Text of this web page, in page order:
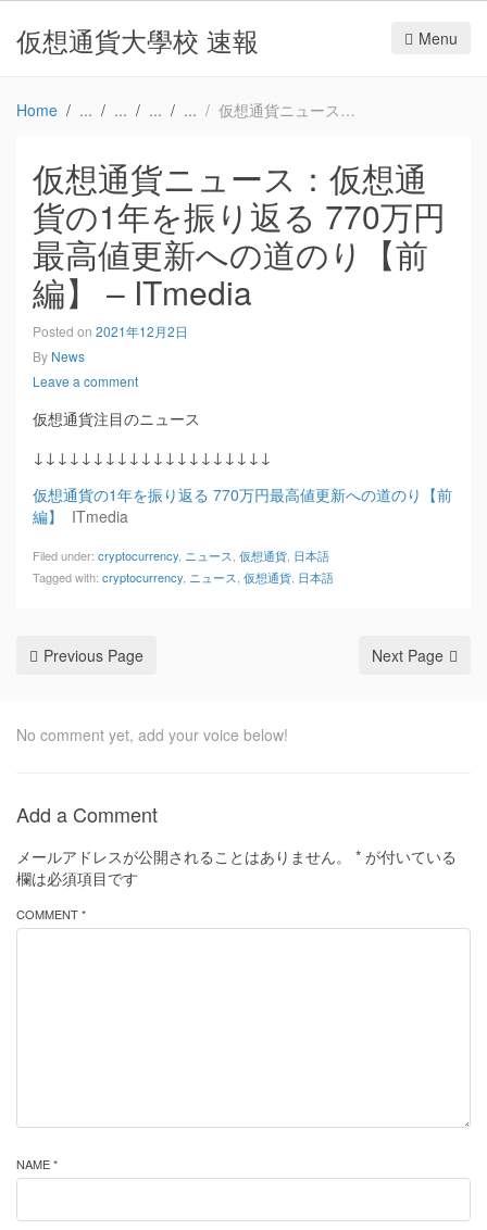
仮想通貨大學校 速報 Menu
Home 仮想通貨ニュース：仮想通貨の1年を振り返る 770万円最高値更新への道のり【前編】 – ITmedia
仮想通貨ニュース：仮想通
貨の1年を振り返る 770万円
最高値更新への道のり【前
編】 – ITmedia
Posted on 2021年12月2日
By News
Leave a comment
仮想通貨注目のニュース
↓↓↓↓↓↓↓↓↓↓↓↓↓↓↓↓↓↓↓↓
仮想通貨の1年を振り返る 770万円最高値更新への道のり【前
編】
ITmedia
Filed under: cryptocurrency ニュース 仮想通貨 日本語
Tagged with: cryptocurrency ニュース 仮想通貨 日本語
Previous Page Next Page
No comment yet, add your voice below!
Add a Comment
メールアドレスが公開されることはありません。 * が付いている
欄は必須項目です
COMMENT *
NAME *